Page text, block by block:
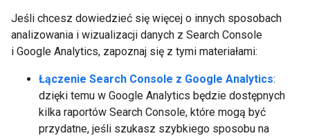
Jeśli chcesz dowiedzieć się więcej o innych sposobach
analizowania i wizualizacji danych z Search Console
i Google Analytics, zapoznaj się z tymi materiałami:
Łączenie Search Console z Google Analytics:
dzięki temu w Google Analytics będzie dostępnych
kilka raportów Search Console, które mogą być
przydatne, jeśli szukasz szybkiego sposobu na